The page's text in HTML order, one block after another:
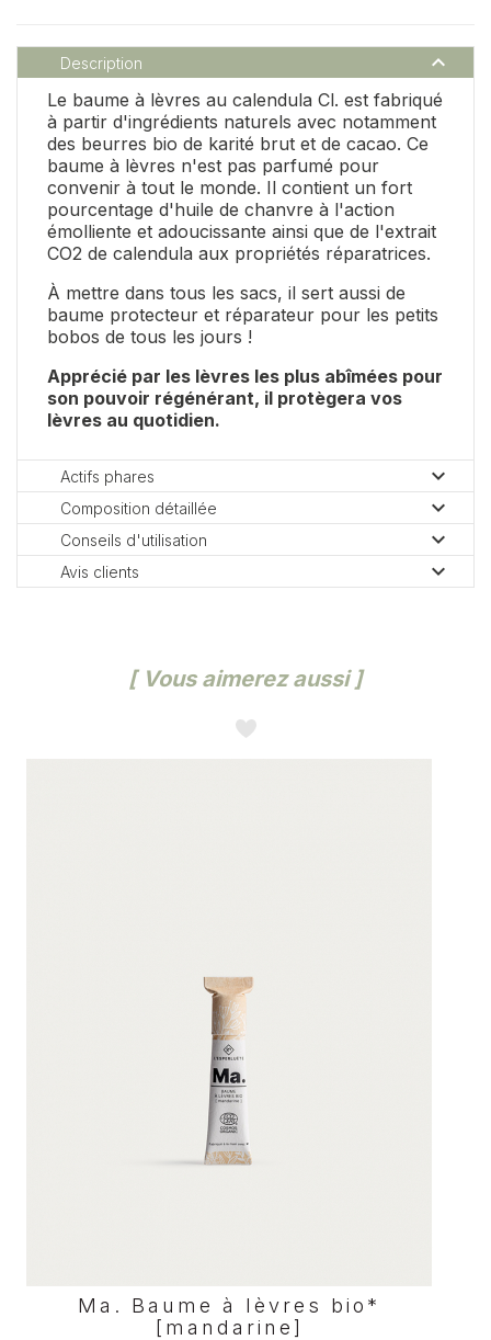
Description 
Le baume à lèvres au calendula Cl. est fabriqué
à partir d'ingrédients naturels avec notamment
des beurres bio de karité brut et de cacao. Ce
baume à lèvres n'est pas parfumé pour
convenir à tout le monde. Il contient un fort
pourcentage d'huile de chanvre à l'action
émolliente et adoucissante ainsi que de l'extrait
CO2 de calendula aux propriétés réparatrices.
À mettre dans tous les sacs, il sert aussi de
baume protecteur et réparateur pour les petits
bobos de tous les jours !
Apprécié par les lèvres les plus abîmées pour
son pouvoir régénérant, il protègera vos
lèvres au quotidien.
Actifs phares 
Composition détaillée 
Conseils d'utilisation 
Avis clients 
Vous aimerez aussi
Ma. Baume à lèvres bio*
[mandarine]